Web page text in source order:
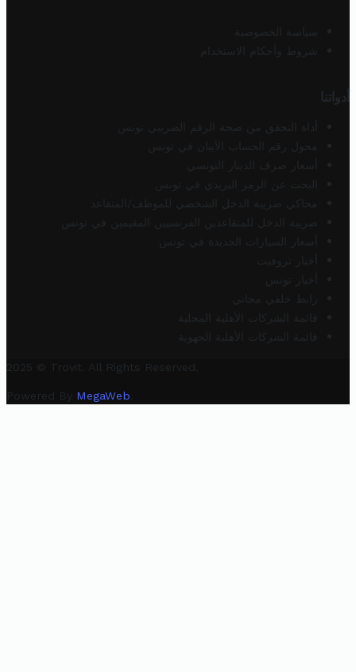
سياسة الخصوصية
شروط وأحكام الاستخدام
أدواتنا
أداة التحقق من صحة الرقم الضريبي تونس
محول رقم الحساب الآيبان في تونس
أسعار صرف الدينار التونسي
البحث عن الرمز البريدي في تونس
محاكي ضريبة الدخل الشخصي للموظف/المتقاعد
ضريبة الدخل للمتقاعدين الفرنسيين المقيمين في تونس
أسعار السيارات الجديدة في تونس
أخبار تروفيت
أخبار تونس
رابط خلفي مجاني
قائمة الشركات الأهلية المحلية
قائمة الشركات الأهلية الجهوية
2025 © Trovit. All Rights Reserved.
Powered By MegaWeb